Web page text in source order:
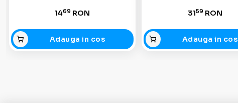
1469 RON
Adauga in cos
3159RON
Adauga in cos